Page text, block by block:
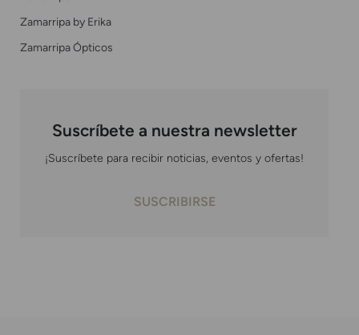
Zamarripa by Erika
Zamarripa Ópticos
Suscríbete a nuestra newsletter
¡Suscríbete para recibir noticias, eventos y ofertas!
SUSCRIBIRSE